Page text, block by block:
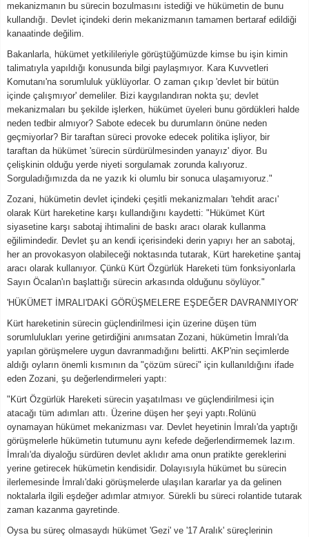
mekanizmanın bu sürecin bozulmasını istediği ve hükümetin de bunu
kullandığı. Devlet içindeki derin mekanizmanın tamamen bertaraf edildiği
kanaatinde değilim.
Bakanlarla, hükümet yetkilileriyle görüştüğümüzde kimse bu işin kimin
talimatıyla yapıldığı konusunda bilgi paylaşmıyor. Kara Kuvvetleri
Komutanı'na sorumluluk yüklüyorlar. O zaman çıkıp 'devlet bir bütün
içinde çalışmıyor' demeliler. Bizi kaygılandıran nokta şu; devlet
mekanizmaları bu şekilde işlerken, hükümet üyeleri bunu gördükleri halde
neden tedbir almıyor? Sabote edecek bu durumların önüne neden
geçmiyorlar? Bir taraftan süreci provoke edecek politika işliyor, bir
taraftan da hükümet 'sürecin sürdürülmesinden yanayız' diyor. Bu
çelişkinin olduğu yerde niyeti sorgulamak zorunda kalıyoruz.
Sorguladığımızda da ne yazık ki olumlu bir sonuca ulaşamıyoruz."
Zozani, hükümetin devlet içindeki çeşitli mekanizmaları 'tehdit aracı'
olarak Kürt hareketine karşı kullandığını kaydetti: "Hükümet Kürt
siyasetine karşı sabotaj ihtimalini de baskı aracı olarak kullanma
eğilimindedir. Devlet şu an kendi içerisindeki derin yapıyı her an sabotaj,
her an provokasyon olabileceği noktasında tutarak, Kürt hareketine şantaj
aracı olarak kullanıyor. Çünkü Kürt Özgürlük Hareketi tüm fonksiyonlarla
Sayın Öcalan'ın başlattığı sürecin arkasında olduğunu söylüyor."
'HÜKÜMET İMRALI'DAKİ GÖRÜŞMELERE EŞDEĞER DAVRANMIYOR'
Kürt hareketinin sürecin güçlendirilmesi için üzerine düşen tüm
sorumlulukları yerine getirdiğini anımsatan Zozani, hükümetin İmralı'da
yapılan görüşmelere uygun davranmadığını belirtti. AKP'nin seçimlerde
aldığı oyların önemli kısmının da "çözüm süreci" için kullanıldığını ifade
eden Zozani, şu değerlendirmeleri yaptı:
"Kürt Özgürlük Hareketi sürecin yaşatılması ve güçlendirilmesi için
atacağı tüm adımları attı. Üzerine düşen her şeyi yaptı.Rolünü
oynamayan hükümet mekanizması var. Devlet heyetinin İmralı'da yaptığı
görüşmelerle hükümetin tutumunu aynı kefede değerlendirmemek lazım.
İmralı'da diyaloğu sürdüren devlet aklıdır ama onun pratikte gereklerini
yerine getirecek hükümetin kendisidir. Dolayısıyla hükümet bu sürecin
ilerlemesinde İmralı'daki görüşmelerde ulaşılan kararlar ya da gelinen
noktalarla ilgili eşdeğer adımlar atmıyor. Sürekli bu süreci rolantide tutarak
zaman kazanma gayretinde.
Oysa bu süreç olmasaydı hükümet 'Gezi' ve '17 Aralık' süreçlerinin